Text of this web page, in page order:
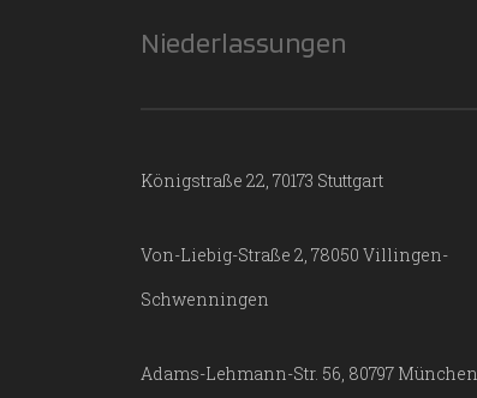
Niederlassungen
Königstraße 22, 70173 Stuttgart
Von-Liebig-Straße 2, 78050 Villingen-
Schwenningen
Adams-Lehmann-Str. 56, 80797 München